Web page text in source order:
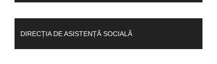
DIRECȚIA DE ASISTENȚĂ SOCIALĂ